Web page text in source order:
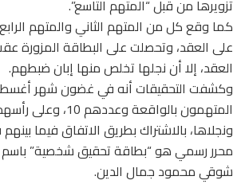
تزويرها من قبل “المتهم التاسع”.
كما وقع كل من المتهم الثاني والمتهم
على العقد، وتحصلت على البطاقة
العقد، إلا أن نجلها تخلص منها إبان ضبطهم.
المتهمون بالواقعة
ونجلاها، بالاشتراك بطريق الاتفاق فيما
محرر رسمي هو “بطاقة تحقيق شخصية” باسم
شوقي محمود جمال الدين.